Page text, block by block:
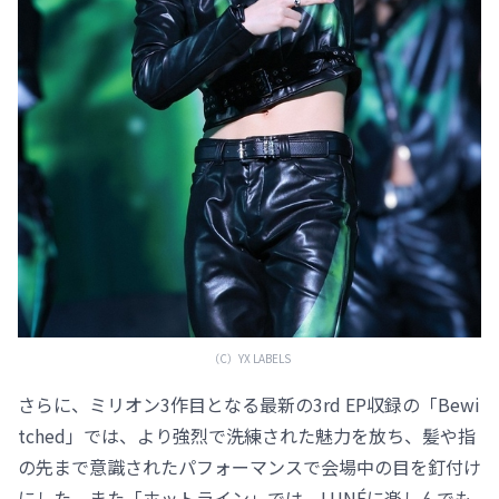
（C）YX LABELS
さらに、ミリオン3作目となる最新の3rd EP収録の「Bewi
tched」では、より強烈で洗練された魅力を放ち、髪や指
の先まで意識されたパフォーマンスで会場中の目を釘付け